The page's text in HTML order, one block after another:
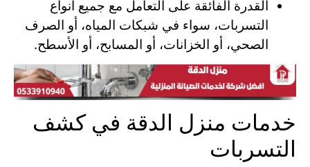
القدرة الفائقة على التعامل مع جميع أنواع
التسربات، سواء في شبكات المياه، أو الصرف
الصحي، أو الخزانات، أو المسابح، أو الأسطح.
خدمات منزل الدقة في كشف
التسربات